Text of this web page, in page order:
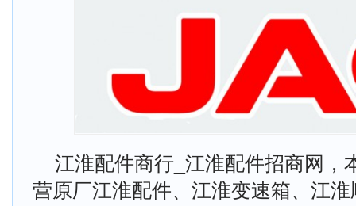
江淮配件商行_江淮配件招商网，
营原厂江淮配件、江淮变速箱、江